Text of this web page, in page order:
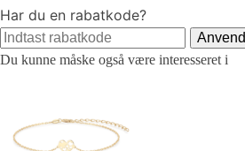
Har du en rabatkode?
Anvend
Du kunne måske også være interesseret i